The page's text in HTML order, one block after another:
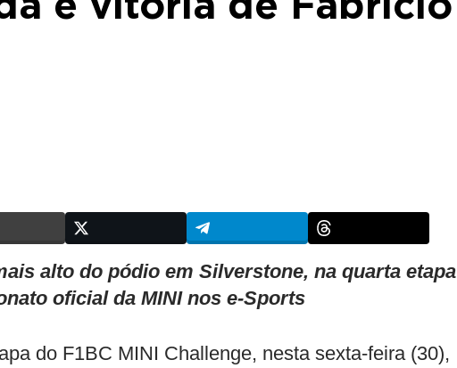
alto do pódio em Silverstone, na quarta etapa
oficial da MINI nos e-Sports
do F1BC MINI Challenge, nesta sexta-feira (30),